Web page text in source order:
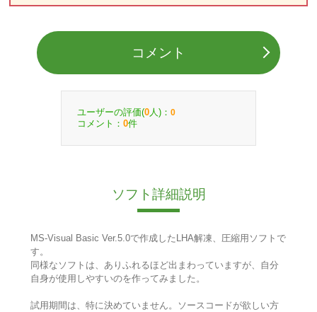
コメント
ユーザーの評価(0 人)： 0
コメント： 0件
ソフト詳細説明
MS-Visual Basic Ver.5.0で作成したLHA解凍、圧縮用ソフトで
す。
同様なソフトは、ありふれるほど出まわっていますが、自分
自身が使用しやすいのを作ってみました。
試用期間は、特に決めていません。ソースコードが欲しい方